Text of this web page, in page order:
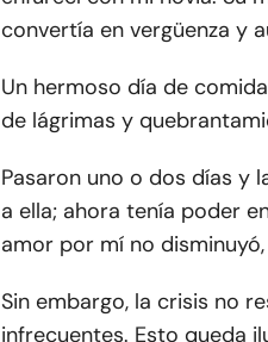
convertía en vergüenza y
Un hermoso día de
de lágrimas y
Pasaron uno o dos días y
a ella; ahora tenía poder
amor por mí no
Sin embargo, la crisis no
infrecuentes. Esto queda